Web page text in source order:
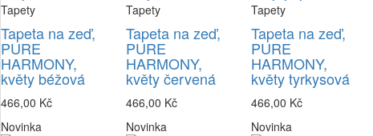
Tapety
Tapeta na zeď,
PURE
HARMONY,
květy béžová
466,00 Kč
Tapety
Tapeta na zeď,
PURE
HARMONY,
květy červená
466,00 Kč
Tapety
Tapeta na zeď,
PURE
HARMONY,
květy tyrkysová
466,00 Kč
Novinka
Novinka Novinka